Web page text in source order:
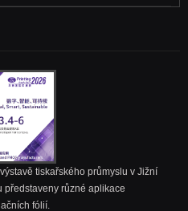
tiskařského průmyslu v Jižní
představeny různé aplikace
fólií.